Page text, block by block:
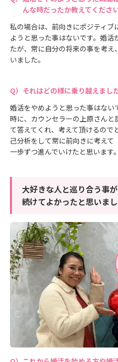
んな時だったか教えてください
私の場合は、前向きにポジティブ
ようと思った事はないです。婚
たが、常に自分の将来の事を考え
いました。
それはどの様に乗り越えまし
婚活をやめようと思った事はな
時に、カウンセラーの上原さんと
て答えてくれ、考えて頂けるので
己分析をして常に前向きに考えて
一歩ずつ進んでいけたと思います。
大好きな人と巡り合う事
続けてよかったと思いまし